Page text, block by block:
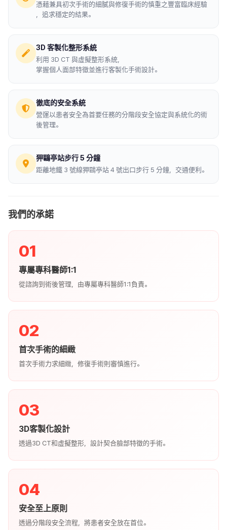
憑藉兼具初次手術的細膩與修復手術的慎重之豐富臨床經驗
，追求穩定的結果。
3D 客製化整形系統
利用 3D CT 與虛擬整形系統，
掌握個人面部特徵並進行客製化手術設計。
徹底的安全系統
營運以患者安全為首要任務的分階段安全協定與系統化的術
後管理。
狎鷗亭站步行 5 分鐘
距離地鐵 3 號線狎鷗亭站 4 號出口步行 5 分鐘，交通便利。
我們的承諾
01
專屬專科醫師1:1
從諮詢到術後管理，由專屬專科醫師1:1負責。
02
首次手術的細緻
首次手術力求細緻，修復手術則審慎進行。
03
3D客製化設計
透過3D CT和虛擬整形，設計契合臉部特徵的手術。
04
安全至上原則
透過分階段安全流程，將患者安全放在首位。